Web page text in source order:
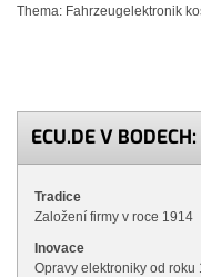
Thema: Fahrzeugelektronik
ECU.DE V BODECH:
Tradice
Založení firmy v roce 1914
Inovace
Opravy elektroniky od roku